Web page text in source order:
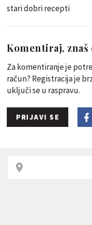
stari dobri recepti
Komentiraj, znaš
Za komentiranje je
račun? Registracija je
uključi se u raspravu.
PRIJAVI SE